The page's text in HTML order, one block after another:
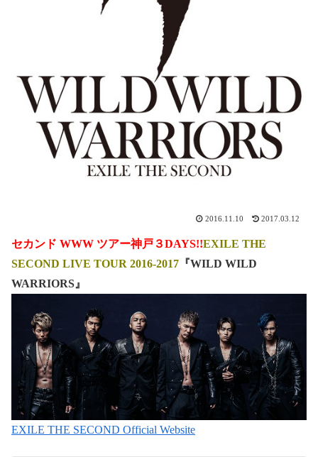
2016.11.10 2017.03.12
セカンド WWW ツアー神戸３DAYS!!EXILE THE
SECOND LIVE TOUR 2016-2017 『WILD WILD
WARRIORS』
EXILE THE SECOND Official Website